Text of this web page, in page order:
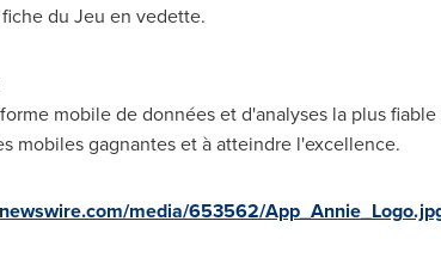
du Jeu en vedette.
mobile de données et d'analyses la plus
mobiles gagnantes et à atteindre l'excellence.
media/653562/